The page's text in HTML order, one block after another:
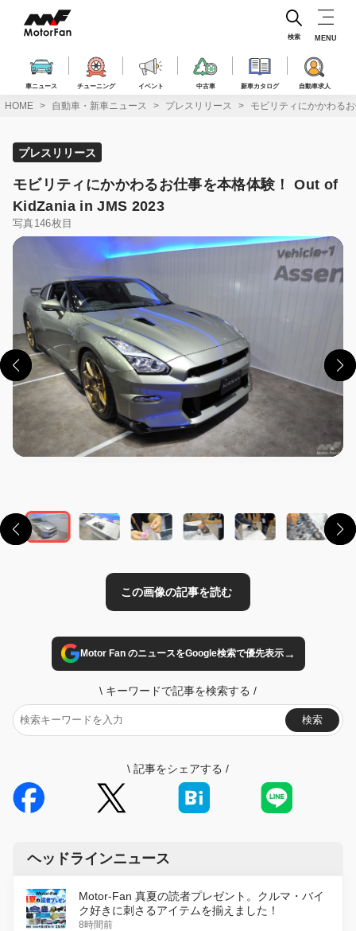
ス
車ニュース チューニング イベント 中古車 新車カタログ 自動車求人
検索 MENU
HOME 自動車・新車ニュース プレスリリース モビリティにかかわる
プレスリリース
モビリティにかかわるお仕事を本格体験！ Out of
KidZania in JMS 2023
写真146枚目
Motor Fan のニュースをGoogle検索で優先表示→
\ キーワードで記事を検索する /
検索
\ 記事をシェアする /
ヘッドラインニュース
Motor-Fan 真夏の読者プレゼント。クルマ・バイ
ク好きに刺さるアイテムを揃えました！
8時間前